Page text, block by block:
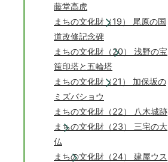
藤堂高虎
まちの文化財（19） 尾原の国
道改修記念碑
まちの文化財（20） 浅野の宝
筺印塔と五輪塔
まちの文化財（21） 加保坂の
ミズバショウ
まちの文化財（22） 八木城跡
まちの文化財（23） 三宅の大
仏
まちの文化財（24） 建屋ウス